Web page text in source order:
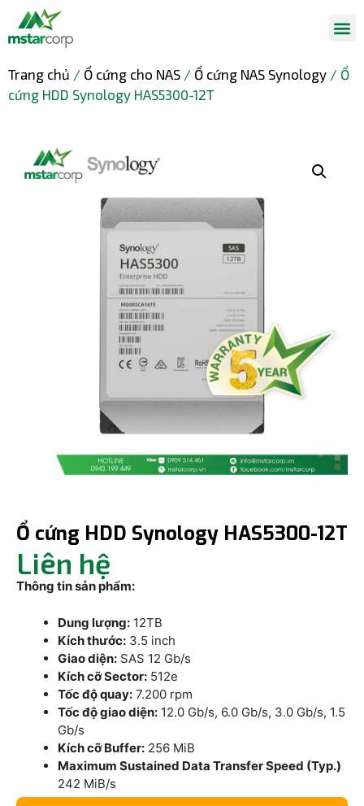
Trang chủ / Ổ cứng cho NAS / Ổ cứng NAS Synology / Ổ
cứng HDD Synology HAS5300-12T
Ổ cứng HDD Synology HAS5300-12T
Liên hệ
Thông tin sản phẩm:
Dung lượng: 12TB
Kích thước: 3.5 inch
Giao diện: SAS 12 Gb/s
Kích cỡ Sector: 512e
Tốc độ quay: 7.200 rpm
Tốc độ giao diện: 12.0 Gb/s, 6.0 Gb/s, 3.0 Gb/s, 1.5
Gb/s
Kích cỡ Buffer: 256 MiB
Maximum Sustained Data Transfer Speed (Typ.)
242 MiB/s